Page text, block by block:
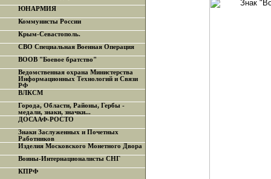
ЮНАРМИЯ
Коммунисты России
Крым-Севастополь.
СВО Специальная Военная Операция
ВООВ "Боевое братство"
Ведомственная охрана Министерства
Информационных Технологий и Связи
РФ
ВЛКСМ
Города, Области, Районы, Гербы -
медали, знаки, значки...
ДОСААФ-РОСТО
Знаки Заслуженных и Почетных
Работников
Изделия Московского Монетного Двора
Воины-Интернационалисты СНГ
КПРФ